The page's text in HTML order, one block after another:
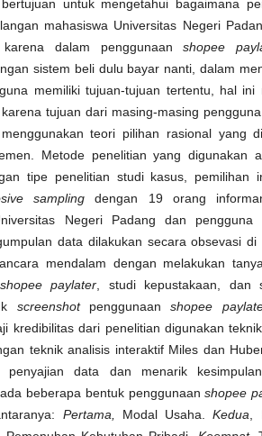
untuk mengetahui bagaimana
mahasiswa Universitas Negeri
dalam penggunaanshopee
sistem beli dulu bayar nanti, dalam
memiliki tujuan-tujuan tertentu, hal ini
tujuan dari masing-masing
teori pilihan rasional yang
Metode penelitian yang digunakan
tipe penelitian studi kasus, pemilihan
samplingdengan 19 orang
Negeri Padang dan
data dilakukan secara obsevasi di
mendalam dengan melakukan
shopee paylater, studi kepustakaan, dan
screenshot penggunaanshopee
kredibilitas dari penelitian digunakan
teknik analisis interaktif Miles dan
penyajian data dan menarik
beberapa bentuk penggunaanshopee
Pertama, Modal Usaha.Kedua,